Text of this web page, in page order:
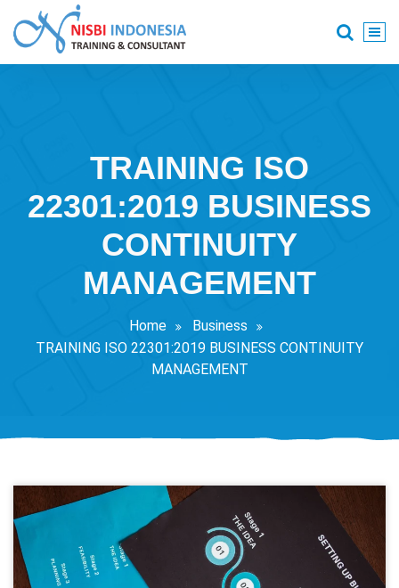
content
Training Consultant
TRAINING ISO
22301:2019 BUSINESS
CONTINUITY
MANAGEMENT
Home
Business
TRAINING ISO 22301:2019 BUSINESS CONTINUITY
MANAGEMENT